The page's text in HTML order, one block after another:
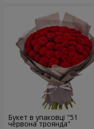
Букет в упаковці "51
червона троянда"